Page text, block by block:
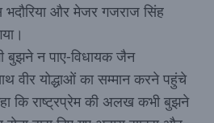
भदौरिया और मेजर गजराज सिंह
बुझने न पाए-विधायक जैन
वीर योद्धाओं का सम्मान करने पहुंचे
कि राष्ट्रप्रेम की अलख कभी बुझने